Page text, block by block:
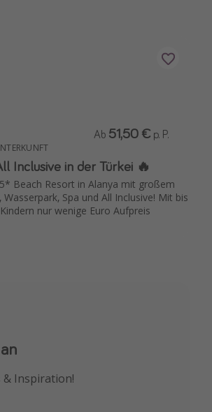
Inclusive in der Türkei 🔥
Beach Resort in Alanya mit großem
Wasserpark, Spa und All Inclusive! Mit bis
nur wenige Euro Aufpreis
Ab 51,50 € p. P.
& Inspiration!